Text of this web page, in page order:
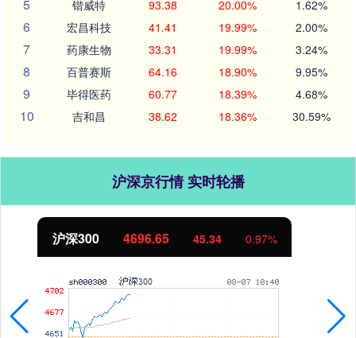
5 锴威特 93.38 20.00% 1.62%
6 宏昌科技 41.41 19.99% 2.00%
7 药康生物 33.31 19.99% 3.24%
8 百普赛斯 64.16 18.90% 9.95%
9 毕得医药 60.77 18.39% 4.68%
10 吉和昌 38.62 18.36% 30.59%
沪深京行情 实时轮播
北证50 1123.88 1.00 0.09%